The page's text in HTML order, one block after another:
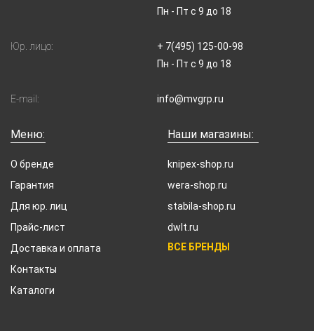
Пн - Пт с 9 до 18
Юр. лицо:
+ 7(495) 125-00-98
Пн - Пт с 9 до 18
E-mail: info@mvgrp.ru
Меню:
О бренде
Гарантия
Для юр. лиц
Прайс-лист
Доставка и оплата
Контакты
Каталоги
Наши магазины:
knipex-shop.ru
wera-shop.ru
stabila-shop.ru
dwlt.ru
ВСЕ БРЕНДЫ